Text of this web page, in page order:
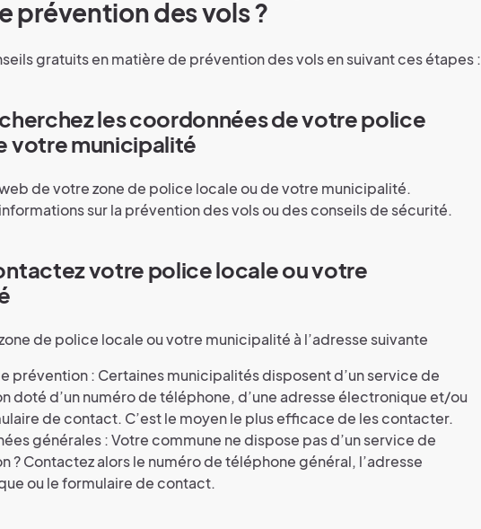
prévention des vols ?
gratuits en matière de prévention des vols en suivant ces étapes :
les coordonnées de votre police
votre municipalité
de votre zone de police locale ou de votre municipalité.
sur la prévention des vols ou des conseils de sécurité.
votre police locale ou votre
de police locale ou votre municipalité à l’adresse suivante
prévention : Certaines municipalités disposent d’un service de
doté d’un numéro de téléphone, d’une adresse électronique et/ou
de contact. C’est le moyen le plus efficace de les contacter.
générales : Votre commune ne dispose pas d’un service de
? Contactez alors le numéro de téléphone général, l’adresse
ou le formulaire de contact.